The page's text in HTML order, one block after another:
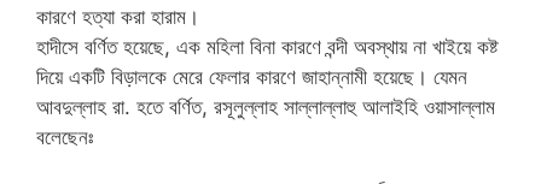
কারণে হত্যা করা হারাম।
হাদীসে বর্ণিত হয়েছে, এক মহিলা বিনা কারণে বন্দী অবস্থায় না খাইয়ে কষ্ট
দিয়ে একটি বিড়ালকে মেরে ফেলার কারণে জাহান্নামী হয়েছে। যেমন
আবদুল্লাহ রা. হতে বর্ণিত, রসূলুল্লাহ সাল্লাল্লাহু আলাইহি ওয়াসাল্লাম
বলেছেনঃ